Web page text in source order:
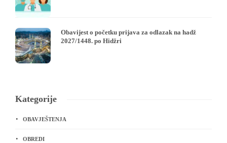
Obavijest o početku prijava za odlazak na hadž
2027/1448. po Hidžri
Kategorije
OBAVJEŠTENJA
OBREDI